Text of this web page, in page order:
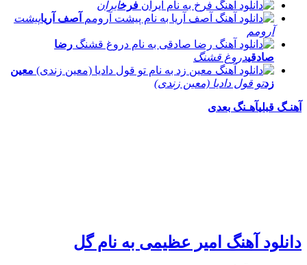
فرخایران
آصف آریاپیشت
آرومم
رضا
صادقیدروغ قشنگ
معین
زدتو قول دادیا (معین زندی)
آهنـگ قبلیآهـنگ بعدی
دانلود آهنگ امیر عظیمی به نام گل